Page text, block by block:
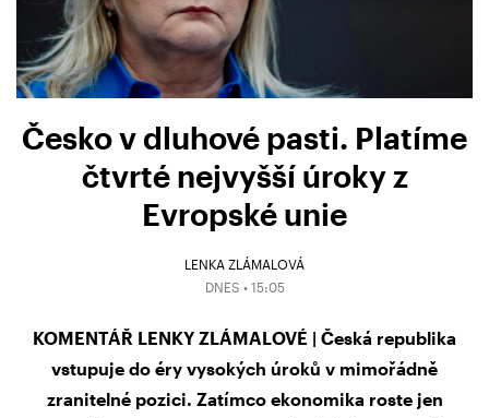
Česko v dluhové pasti. Platíme
čtvrté nejvyšší úroky z
Evropské unie
LENKA ZLÁMALOVÁ
DNES • 15:05
KOMENTÁŘ LENKY ZLÁMALOVÉ | Česká republika
vstupuje do éry vysokých úroků v mimořádně
zranitelné pozici. Zatímco ekonomika roste jen